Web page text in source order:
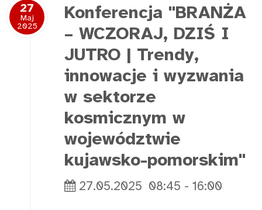
27
Maj
2025
Konferencja "BRANŻA
– WCZORAJ, DZIŚ I
JUTRO | Trendy,
innowacje i wyzwania
w sektorze
kosmicznym w
województwie
kujawsko-pomorskim"
27.05.2025 08:45 - 16:00